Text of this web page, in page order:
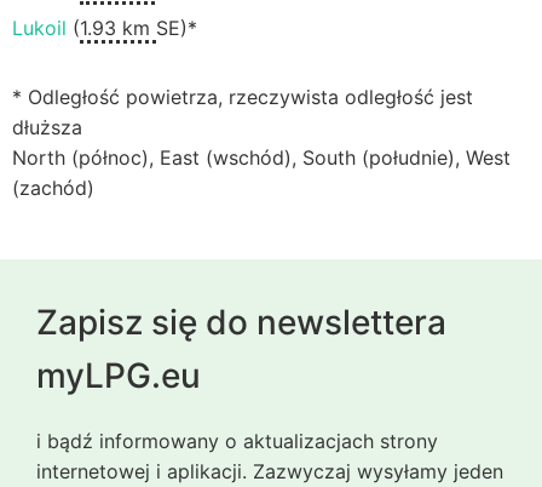
Lukoil (1.93 km SE)*
* Odległość powietrza, rzeczywista odległość jest
dłuższa
North (północ), East (wschód), South (południe), West
(zachód)
Zapisz się do newslettera
myLPG.eu
i bądź informowany o aktualizacjach strony
internetowej i aplikacji. Zazwyczaj wysyłamy jeden